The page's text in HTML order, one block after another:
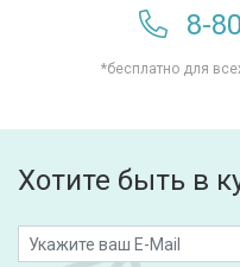
8-
*бесплатно для
Хотите быть в